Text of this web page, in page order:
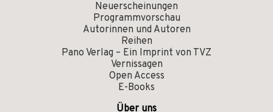
Neuerscheinungen
Programmvorschau
Autorinnen und Autoren
Reihen
Pano Verlag – Ein Imprint von TVZ
Vernissagen
Open Access
E-Books
Über uns